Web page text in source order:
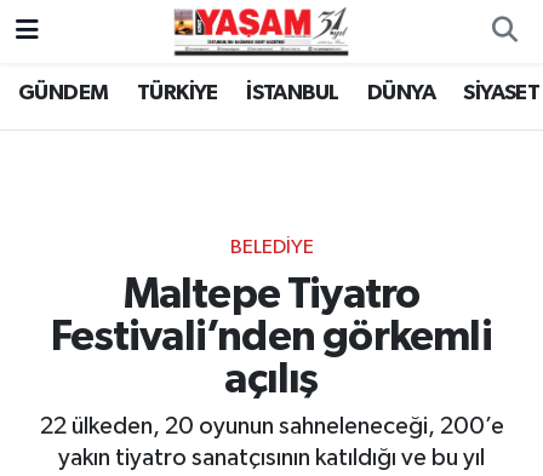
GÜNDEM TÜRKİYE İSTANBUL DÜNYA SİYASET
BELEDİYE
Maltepe Tiyatro
Festivali’nden görkemli
açılış
22 ülkeden, 20 oyunun sahneleneceği, 200’e
yakın tiyatro sanatçısının katıldığı ve bu yıl